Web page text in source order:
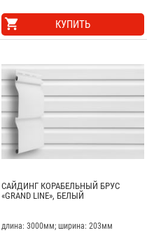
КУПИТЬ
САЙДИНГ КОРАБЕЛЬНЫЙ БРУС
«GRAND LINE», БЕЛЫЙ
длина: 3000мм; ширина: 203мм